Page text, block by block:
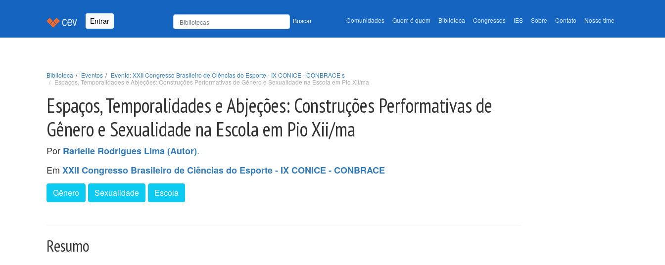
Entrar Buscar Comunidades Quem é quem Biblioteca Congressos IES Sobre Contato Nosso time
Biblioteca Eventos
Evento: XXII Congresso Brasileiro de Ciências do Esporte - IX CONICE - CONBRACE s
Espaços, Temporalidades e Abjeções: Construções Performativas de Gênero e Sexualidade na Escola em Pio Xii/ma
Espaços, Temporalidades e Abjeções: Construções Performativas de
Gênero e Sexualidade na Escola em Pio Xii/ma
Por Rarielle Rodrigues Lima (Autor).
Em XXII Congresso Brasileiro de Ciências do Esporte - IX CONICE - CONBRACE
Gênero Sexualidade Escola
Resumo